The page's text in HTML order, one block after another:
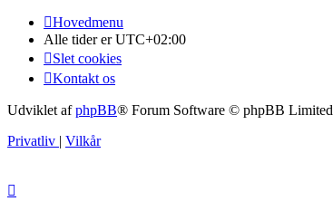
Hovedmenu
Alle tider erUTC+02:00
Slet cookies
Kontakt os
Udviklet afphpBB® Forum Software © phpBB Limited
Privatliv | Vilkår